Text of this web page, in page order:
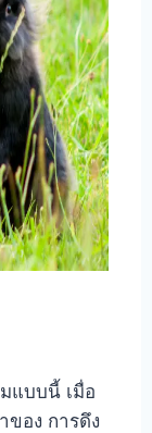
แบบนี้ เมื่อ
ของ การดึง